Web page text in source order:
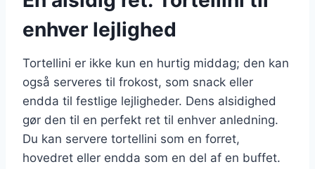
enhver lejlighed
Tortellini er ikke kun en hurtig middag; den kan
også serveres til frokost, som snack eller
endda til festlige lejligheder. Dens alsidighed
gør den til en perfekt ret til enhver anledning.
Du kan servere tortellini som en forret,
hovedret eller endda som en del af en buffet.